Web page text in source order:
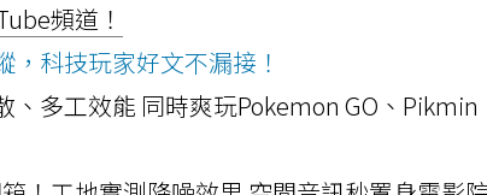
頻道！
科技玩家好文不漏接！
、多工效能 同時爽玩Pokemon GO、Pikmin